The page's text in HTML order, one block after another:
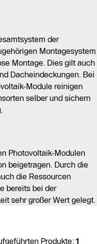
der
Montagesystem
Montage. Dies gilt auch
Dacheindeckungen. Bei
Module reinigen
selber und sichern
Photovoltaik-Modulen
beigetragen. Durch die
die Ressourcen
bereits bei der
sehr großer Wert gelegt.
Produkte: 1